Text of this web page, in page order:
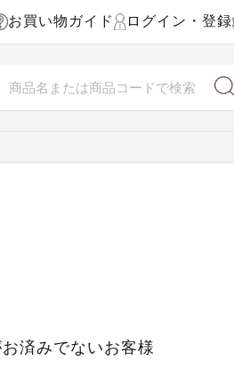
お買い物ガイド ログイン・登録
済みでないお客様